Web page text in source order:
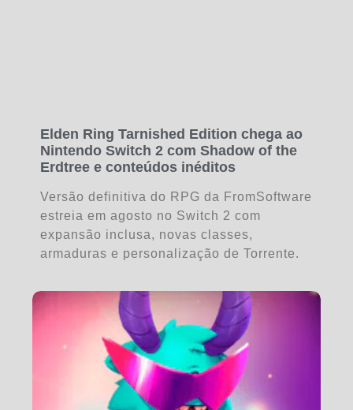
Elden Ring Tarnished Edition chega ao
Nintendo Switch 2 com Shadow of the
Erdtree e conteúdos inéditos
Versão definitiva do RPG da FromSoftware
estreia em agosto no Switch 2 com
expansão inclusa, novas classes,
armaduras e personalização de Torrente.